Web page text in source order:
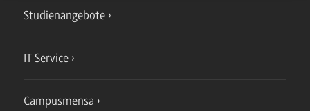
Studienangebote
IT Service
Campusmensa